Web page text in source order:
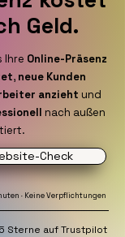
Geld.
Ihre Online-Präsenz
, neue Kunden
anzieht und
nach außen
Check
· Keine Verpflichtungen
Sterne auf Trustpilot